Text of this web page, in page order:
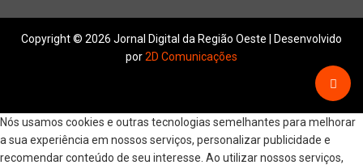
Copyright © 2026 Jornal Digital da Região Oeste | Desenvolvido
por2D Comunicações
Nós usamos cookies e outras tecnologias semelhantes para melhorar
a sua experiência em nossos serviços, personalizar publicidade e
recomendar conteúdo de seu interesse. Ao utilizar nossos serviços,